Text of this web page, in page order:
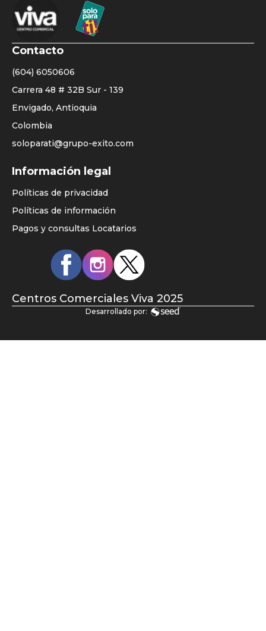
Contacto
(604) 6050606
Carrera 48 # 32B Sur - 139
Envigado, Antioquia
Colombia
soloparati@grupo-exito.com
Listado
home
principal
Información legal
Políticas de privacidad
Políticas de información
Pagos y consultas Locatarios
Redes
sociales
Centros Comerciales Viva 2025
Desarrollado por: